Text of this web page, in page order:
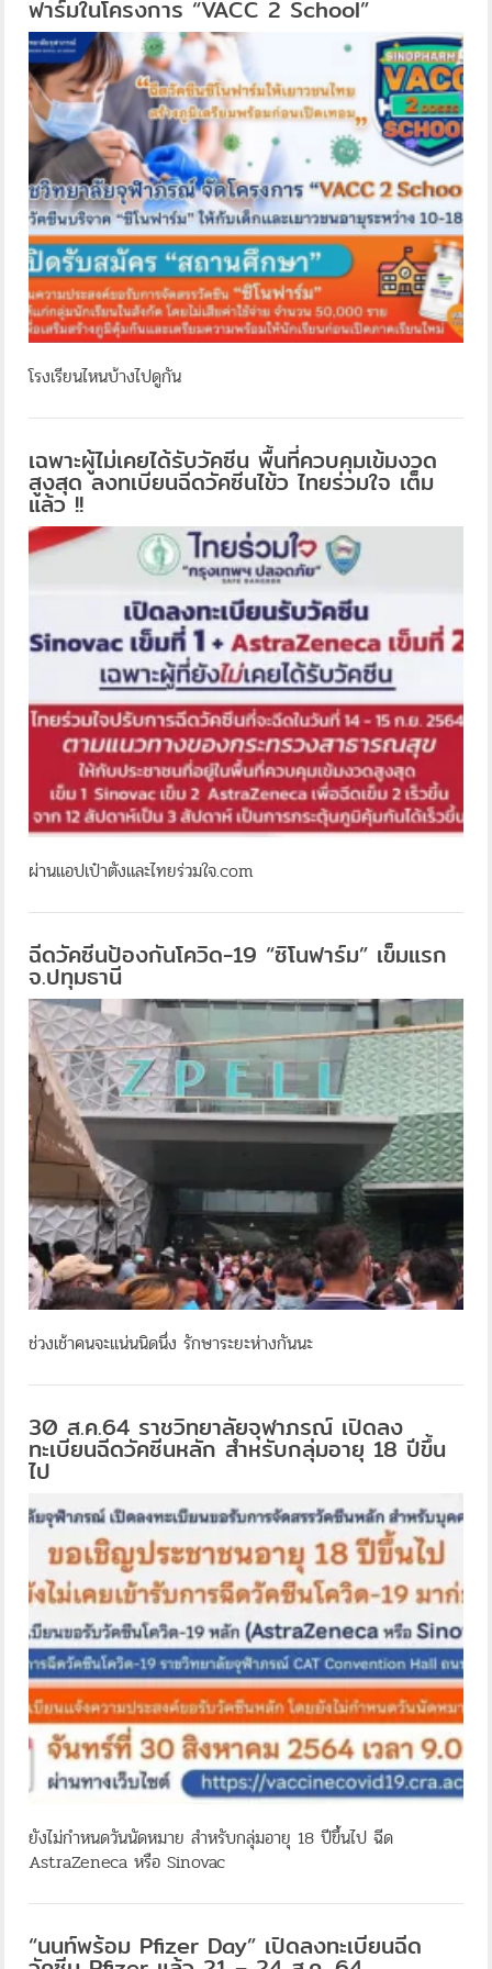
ฟาร์มในโครงการ “VACC 2 School”
โรงเรียนไหนบ้างไปดูกัน
เฉพาะผู้ไม่เคยได้รับวัคซีน พื้นที่ควบคุมเข้มงวด
สูงสุด ลงทเบียนฉีดวัคซีนไข้ว ไทยร่วมใจ เต็ม
แล้ว !!
ผ่านแอปเป๋าตังและไทยร่วมใจ.com
ฉีดวัคซีนป้องกันโควิด-19 “ซิโนฟาร์ม” เข็มแรก
จ.ปทุมธานี
ช่วงเช้าคนจะแน่นนิดนึ่ง รักษาระยะห่างกันนะ
30 ส.ค.64 ราชวิทยาลัยจุฬาภรณ์ เปิดลง
ทะเบียนฉีดวัคซีนหลัก สำหรับกลุ่มอายุ 18 ปีขึ้น
ไป
ยังไม่กำหนดวันนัดหมาย สำหรับกลุ่มอายุ 18 ปีขึ้นไป ฉีด
AstraZeneca หรือ Sinovac
“นนท์พร้อม Pfizer Day” เปิดลงทะเบียนฉีด